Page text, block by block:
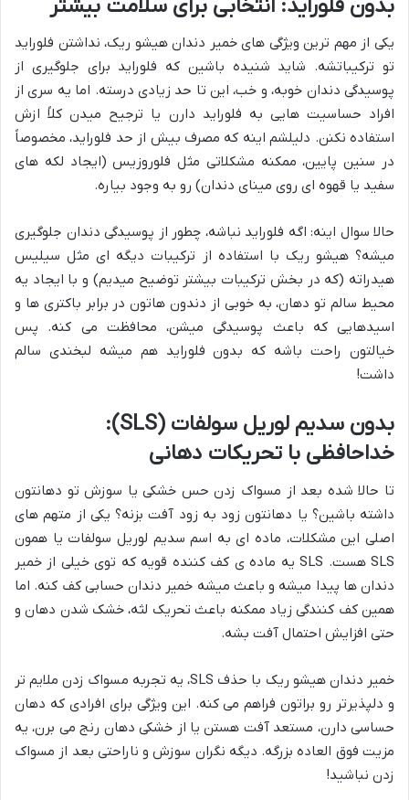
بدون فلوراید: انتخابی برای سلامت بیشتر
یکی از مهم ترین ویژگی های خمیر دندان هیشو ریک، نداشتن فلوراید
تو ترکیباتشه. شاید شنیده باشین که فلوراید برای جلوگیری از
پوسیدگی دندان خوبه، و خب، این تا حد زیادی درسته. اما یه سری از
افراد حساسیت هایی به فلوراید دارن یا ترجیح میدن کلاً ازش
استفاده نکنن. دلیلشم اینه که مصرف بیش از حد فلوراید، مخصوصاً
در سنین پایین، ممکنه مشکلاتی مثل فلوروزیس (ایجاد لکه های
سفید یا قهوه ای روی مینای دندان) رو به وجود بیاره.
حالا سوال اینه: اگه فلوراید نباشه، چطور از پوسیدگی دندان جلوگیری
میشه؟ هیشو ریک با استفاده از ترکیبات دیگه ای مثل سیلیس
هیدراته (که در بخش ترکیبات بیشتر توضیح میدیم) و با ایجاد یه
محیط سالم تو دهان، به خوبی از دندون هاتون در برابر باکتری ها و
اسیدهایی که باعث پوسیدگی میشن، محافظت می کنه. پس
خیالتون راحت باشه که بدون فلوراید هم میشه لبخندی سالم
داشت!
بدون سدیم لوریل سولفات (SLS):
خداحافظی با تحریکات دهانی
تا حالا شده بعد از مسواک زدن حس خشکی یا سوزش تو دهانتون
داشته باشین؟ یا دهانتون زود به زود آفت بزنه؟ یکی از متهم های
اصلی این مشکلات، ماده ای به اسم سدیم لوریل سولفات یا همون
SLS هست. SLS یه ماده ی کف کننده قویه که توی خیلی از خمیر
دندان ها پیدا میشه و باعث میشه خمیر دندان حسابی کف کنه. اما
همین کف کنندگی زیاد ممکنه باعث تحریک لثه، خشک شدن دهان و
حتی افزایش احتمال آفت بشه.
خمیر دندان هیشو ریک با حذف SLS، یه تجربه مسواک زدن ملایم تر
و دلپذیرتر رو براتون فراهم می کنه. این ویژگی برای افرادی که دهان
حساسی دارن، مستعد آفت هستن یا از خشکی دهان رنج می برن، یه
مزیت فوق العاده بزرگه. دیگه نگران سوزش و ناراحتی بعد از مسواک
زدن نباشید!